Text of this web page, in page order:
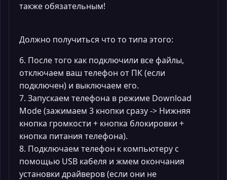
также обязательным!
Должно получиться что то типа этого:
6. После того как подключили все файлы,
отключаем ваш телефон от ПК (если
подключен) и выключаем его.
7. Запускаем телефона в режиме Download
Mode (зажимаем 3 кнопки сразу -> Нижняя
кнопка громкости + кнопка блокировки +
кнопка питания телефона).
8. Подключаем телефон к компьютеру с
помощью USB кабеля и жмем окончания
установки драйверов (если они не